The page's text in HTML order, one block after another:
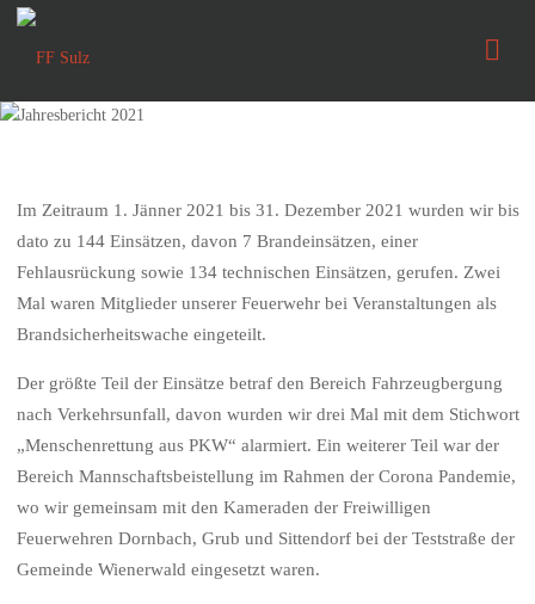
Im Zeitraum 1. Jänner 2021 bis 31. Dezember 2021 wurden wir bis
dato zu 144 Einsätzen, davon 7 Brandeinsätzen, einer
Fehlausrückung sowie 134 technischen Einsätzen, gerufen. Zwei
Mal waren Mitglieder unserer Feuerwehr bei Veranstaltungen als
Brandsicherheitswache eingeteilt.
Der größte Teil der Einsätze betraf den Bereich Fahrzeugbergung
nach Verkehrsunfall, davon wurden wir drei Mal mit dem Stichwort
„Menschenrettung aus PKW“ alarmiert. Ein weiterer Teil war der
Bereich Mannschaftsbeistellung im Rahmen der Corona Pandemie,
wo wir gemeinsam mit den Kameraden der Freiwilligen
Feuerwehren Dornbach, Grub und Sittendorf bei der Teststraße der
Gemeinde Wienerwald eingesetzt waren.